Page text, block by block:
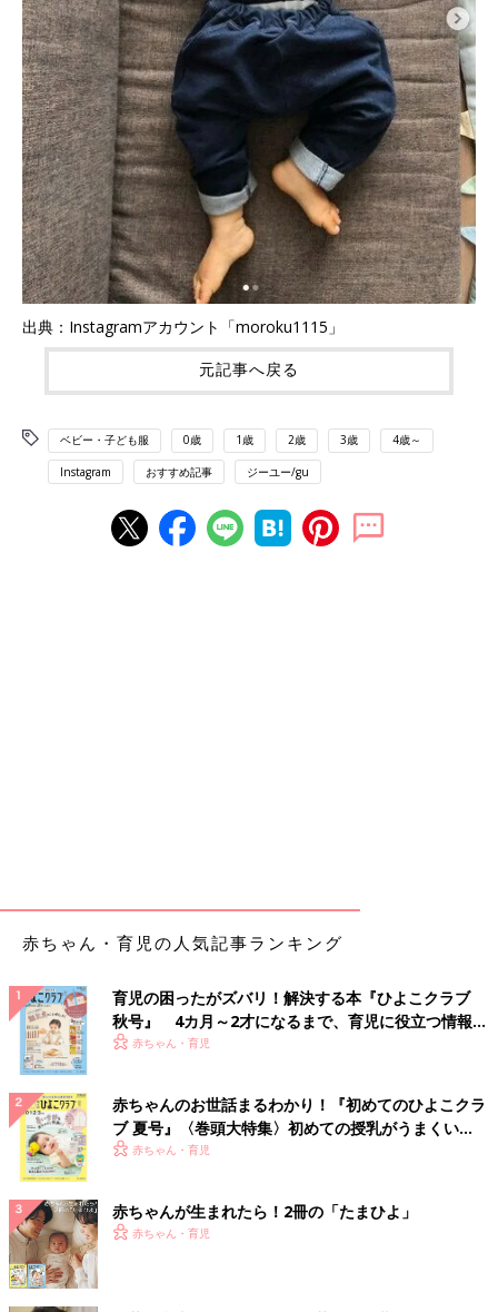
出典：Instagramアカウント「moroku1115」
元記事へ戻る
ベビー・子ども服 0歳 1歳 2歳 3歳 4歳～
Instagram おすすめ記事 ジーユー/gu
赤ちゃん・育児の人気記事ランキング
育児の困ったがズバリ！解決する本『ひよこクラブ
秋号』 4カ月～2才になるまで、育児に役立つ情報が
いっぱい！
赤ちゃん・育児
赤ちゃんのお世話まるわかり！『初めてのひよこクラ
ブ 夏号』〈巻頭大特集〉初めての授乳がうまくい
く！ おっぱい・ミルクの基本と夏のトラブル 解決テ
赤ちゃん・育児
赤ちゃんが生まれたら！2冊の「たまひよ」
赤ちゃん・育児